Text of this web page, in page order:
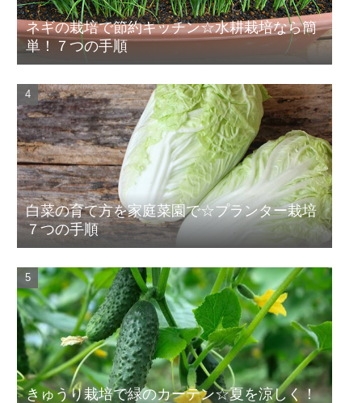
ネギの栽培で節約キッチン☆水耕栽培なら簡
単！７つの手順
白菜の育て方を家庭菜園で☆プランター栽培
７つの手順
きゅうり栽培で緑のカーテン☆夏を涼しく！